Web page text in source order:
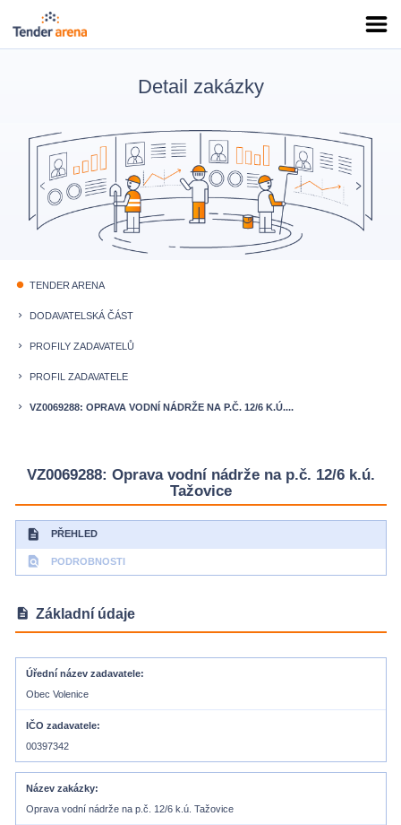
Detail zakázky
fiber_manual_record TENDER ARENA
keyboard_arrow_right DODAVATELSKÁ ČÁST
keyboard_arrow_right PROFILY ZADAVATELŮ
keyboard_arrow_right PROFIL ZADAVATELE
keyboard_arrow_right VZ0069288: OPRAVA VODNÍ NÁDRŽE NA P.Č. 12/6 K.Ú....
VZ0069288: Oprava vodní nádrže na p.č. 12/6 k.ú.
Tažovice
description PŘEHLED
find_in_page PODROBNOSTI
description Základní údaje
Úřední název zadavatele
Obec Volenice
IČO zadavatele
00397342
Název zakázky
Oprava vodní nádrže na p.č. 12/6 k.ú. Tažovice